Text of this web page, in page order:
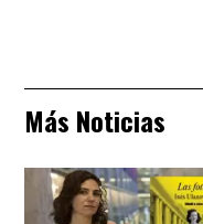
Más Noticias